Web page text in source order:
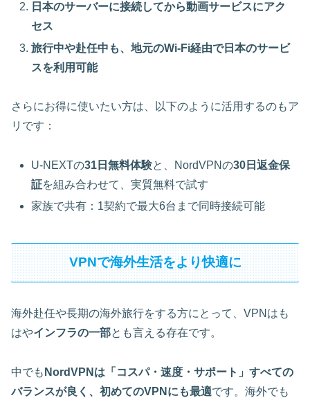
日本のサーバーに接続してから動画サービスにアク
セス
旅行中や赴任中も、地元のWi-Fi経由で日本のサービ
スを利用可能
さらにお得に使いたい方は、以下のように活用するのもア
リです：
U-NEXTの31日無料体験と、NordVPNの30日返金保
証を組み合わせて、実質無料で試す
家族で共有：1契約で最大6台まで同時接続可能
VPNで海外生活をより快適に
海外赴任や長期の海外旅行をする方にとって、VPNはも
はやインフラの一部とも言える存在です。
中でも NordVPNは「コスパ・速度・サポート」すべての
バランスが良く、初めてのVPNにも最適です。海外でも